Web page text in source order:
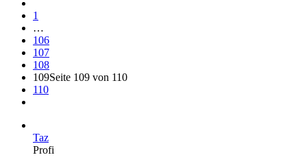
1
…
106
107
108
109Seite 109 von 110
110
Taz
Profi